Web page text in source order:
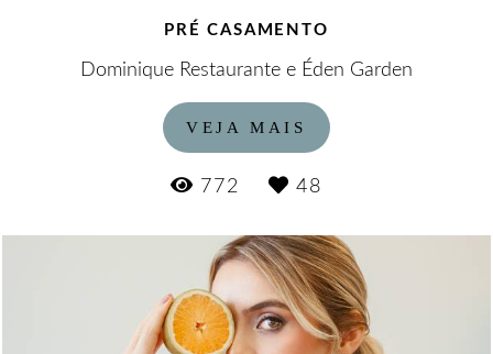
PRÉ CASAMENTO
Dominique Restaurante e Éden Garden
VEJA MAIS
772 48